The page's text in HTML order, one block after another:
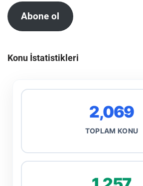
Abone ol
Konu İstatistikleri
2,069
TOPLAM KONU